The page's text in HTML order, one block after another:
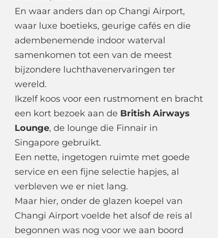
En waar anders dan op Changi Airport,
waar luxe boetieks, geurige cafés en die
adembenemende indoor waterval
samenkomen tot een van de meest
bijzondere luchthavenervaringen ter
wereld.
Ikzelf koos voor een rustmoment en bracht
een kort bezoek aan de British Airways
Lounge, de lounge die Finnair in
Singapore gebruikt.
Een nette, ingetogen ruimte met goede
service en een fijne selectie hapjes, al
verbleven we er niet lang.
Maar hier, onder de glazen koepel van
Changi Airport voelde het alsof de reis al
begonnen was nog voor we aan boord